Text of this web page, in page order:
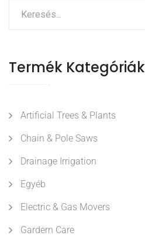
Termék Kategóriák
Artificial Trees & Plants
Chain & Pole Saws
Drainage Irrigation
Egyéb
Electric & Gas Movers
Gardern Care